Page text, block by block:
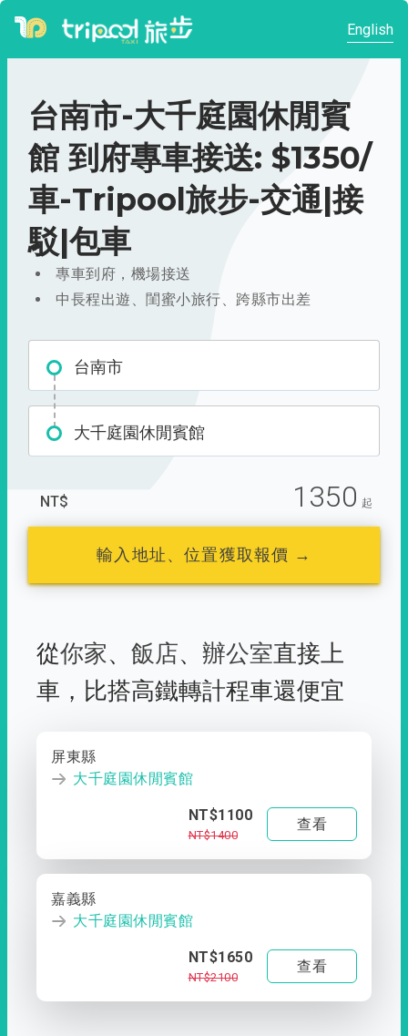
English
台南市-大千庭園休閒賓
館 到府專車接送: $1350/
車-Tripool旅步-交通|接
駁|包車
專車到府，機場接送
中長程出遊、閨蜜小旅行、跨縣市出差
台南市
大千庭園休閒賓館
NT$ 1350 起
輸入地址、位置獲取報價 →
從你家、 飯店、 辦公室直接上
車， 比搭高鐵轉計程車還便宜
屏東縣
大千庭園休閒賓館
NT$1100
NT$1400
查看
嘉義縣
大千庭園休閒賓館
NT$1650
NT$2100
查看